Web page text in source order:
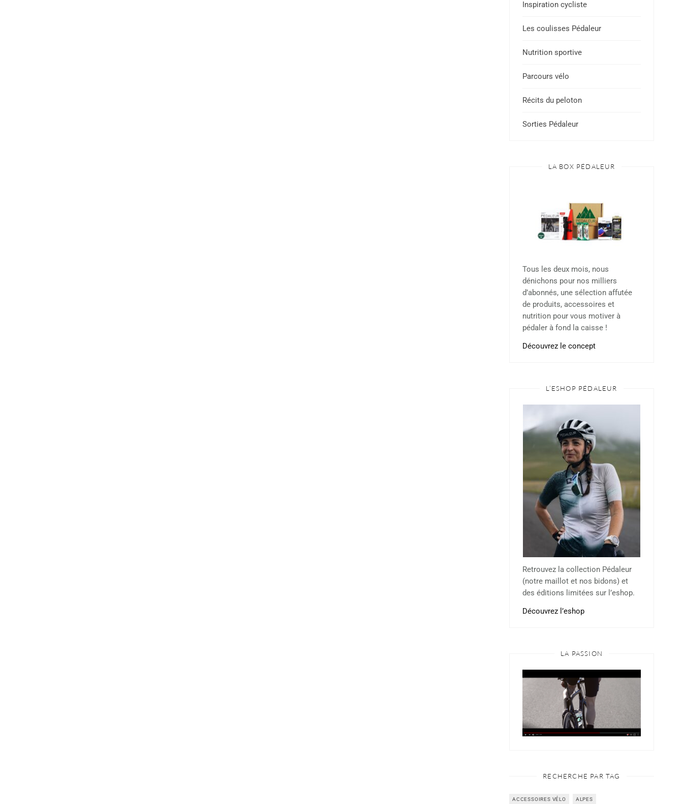
Inspiration cycliste
Les coulisses Pédaleur
Nutrition sportive
Parcours vélo
Récits du peloton
Sorties Pédaleur
LA BOX PÉDALEUR
Tous les deux mois, nous
dénichons pour nos milliers
d’abonnés, une sélection affutée
de produits, accessoires et
nutrition pour vous motiver à
pédaler à fond la caisse !
Découvrez le concept
L’ESHOP PÉDALEUR
Retrouvez la collection Pédaleur
(notre maillot et nos bidons) et
des éditions limitées sur l’eshop.
Découvrez l’eshop
LA PASSION
RECHERCHE PAR TAG
ACCESSOIRES VÉLO ALPES